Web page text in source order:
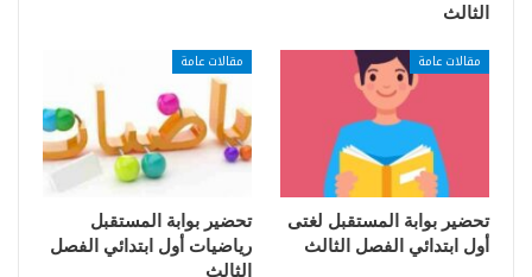
الثالث
مقالات عامة
تحضير بوابة المستقبل لغتى
أول ابتدائي الفصل الثالث
مقالات عامة
تحضير بوابة المستقبل
رياضيات أول ابتدائي الفصل
الثالث